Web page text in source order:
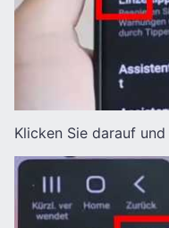
Klicken Sie darauf